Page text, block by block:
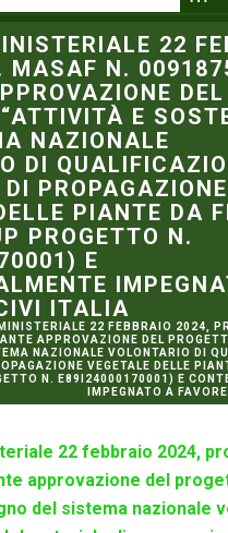
22
MASAF N.
DEL
E
NAZIONALE
DI
PROPAGAZIONE
PIANTE DA
PROGETTO N.
E
ITALIA
22 FEBBRAIO 2024,
APPROVAZIONE DEL
NAZIONALE VOLONTARIO DI
VEGETALE DELLE
N. E89I24000170001) E
IMPEGNATO A
22 febbraio 2024,
approvazione del
del sistema nazionale